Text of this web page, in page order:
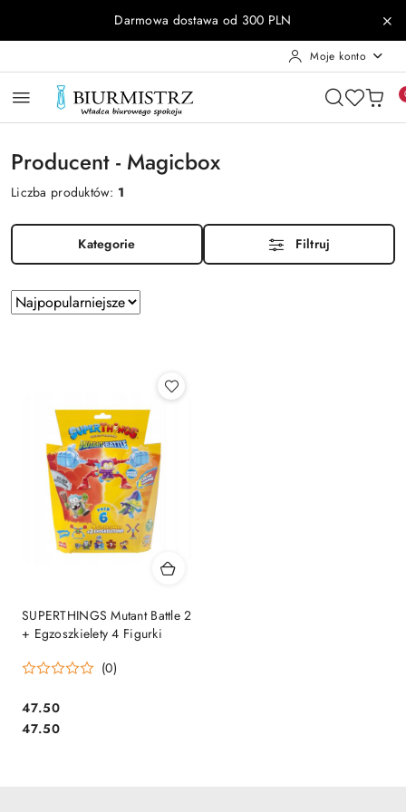
Przejdź do treści głównej
Przejdź do wyszukiwarki
Przejdź do moje konto
Przejdź do menu głównego
Przejdź do stopkiDarmowa dostawa od 300 PLN
Moje konto
Producent - Magicbox
Liczba produktów: 1
Kategorie Filtruj
Zastosowano
sortowanie:
Sortuj
według
SUPERTHINGS Mutant Battle 2
+ Egzoszkielety 4 Figurki
(0)
Cena:
47.50
Cena:
47.50